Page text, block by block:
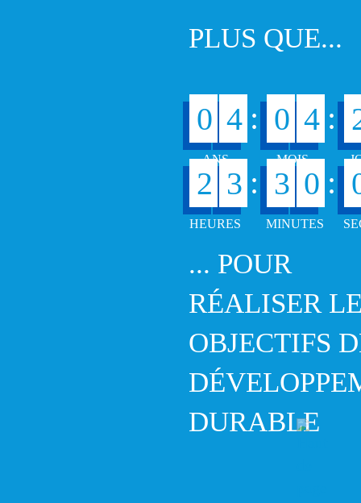
PLUS QUE...
0 4 : 0 4 :
2 3 :
3
2
0
9
:
... POUR
RÉALISER
OBJECTIFS
DURABLE